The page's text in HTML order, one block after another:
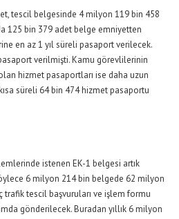
tescil belgesinde 4 milyon 119 bin 458
125 bin 379 adet belge emniyetten
en az 1 yıl süreli pasaport verilecek.
verilmişti. Kamu görevlilerinin
hizmet pasaportları ise daha uzun
süreli 64 bin 474 hizmet pasaportu
istenen EK-1 belgesi artık
6 milyon 214 bin belgede 62 milyon
trafik tescil başvuruları ve işlem formu
gönderilecek. Buradan yıllık 6 milyon